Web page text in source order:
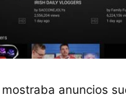
anuncios